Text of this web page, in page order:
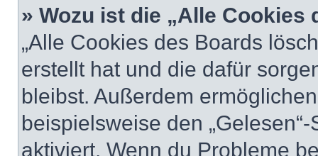
» Wozu ist die „Alle
„Alle Cookies des Boards
erstellt hat und die dafür
bleibst. Außerdem
beispielsweise den
aktiviert. Wenn du Probleme